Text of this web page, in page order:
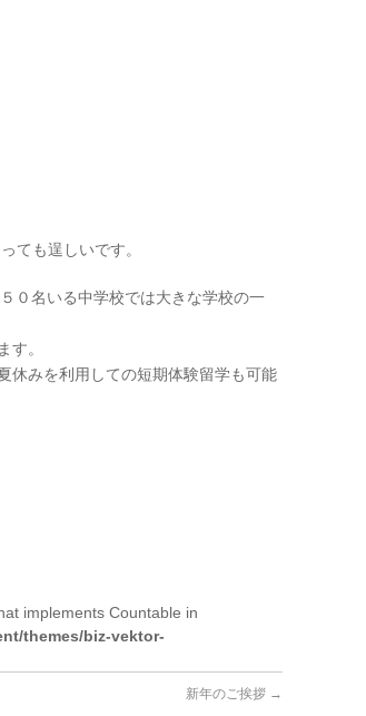
ても逞しいです。
０名いる中学校では大きな学校の一
す。
休みを利用しての短期体験留学も可能
implements Countable in
themes/biz-vektor-
新年のご挨拶 →